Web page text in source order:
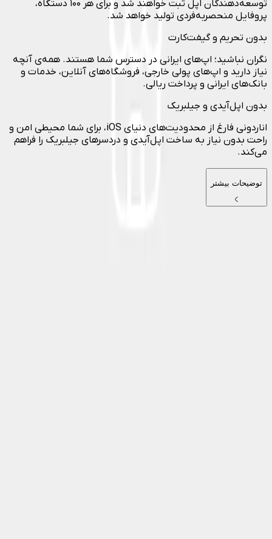
توسعه‌دهندگان اپل ثبت خواهند شد و برای هر ۱۰۰ دستگاه،
پروفایل منحصربه‌فردی تولید خواهد شد.
بدون تحریم و گیفت‌کارت
نگران نباشید؛ اپ‌های ایرانی در دسترس شما هستند. همه‌ی آنچه
نیاز دارید و اپ‌های پولی خارجی، فروشگاه‌های آنلاین، خدمات و
بانک‌های ایرانی و پرداخت ریالی.
بدون اپل‌آیدی و جیلبریک
اناردونی فارغ از محدودیت‌های دنیای iOS، برای شما محیطی امن و
راحت بدون نیاز به ساخت اپل‌آیدی و دردسرهای جیلبریک را فراهم
می‌کند.
توضیحات بیشتر